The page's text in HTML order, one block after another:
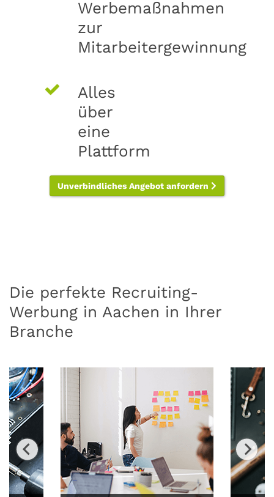
Werbemaßnahmen
zur
Mitarbeitergewinnung
Alles
über
eine
Plattform
Unverbindliches Angebot anfordern
Die perfekte Recruiting-
Werbung in Aachen in Ihrer
Branche